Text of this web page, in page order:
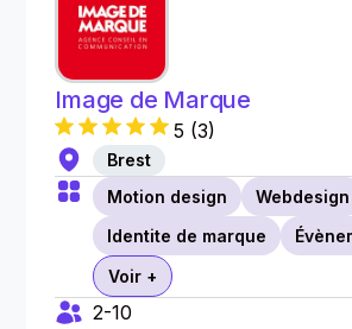
Image de Marque
5 (3)
Brest
Motion design
Webdesign
Identite de marque
Voir +
2-10